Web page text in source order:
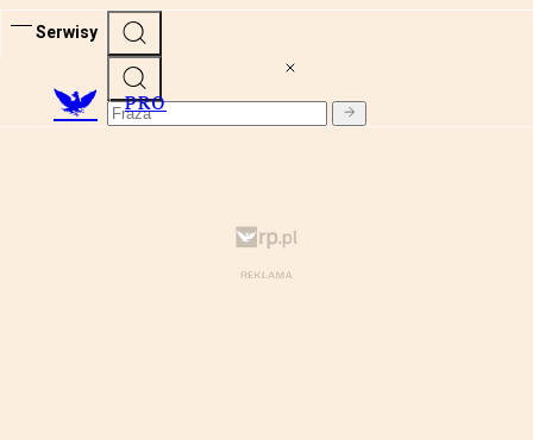
Serwisy
PRO